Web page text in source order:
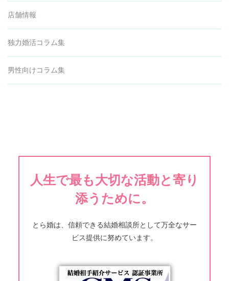
店舗情報
独力婚活コラム集
男性向けコラム集
人生で最も大切な活動と寄り
添うために。
とら婚は、信頼できる結婚相談所として万全なサー
ビス提供に努めています。